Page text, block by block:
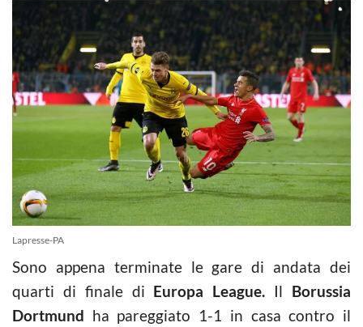
Lapresse-PA
Sono appena terminate le gare di andata dei
quarti di finale di Europa League. Il Borussia
Dortmund ha pareggiato 1-1 in casa contro il